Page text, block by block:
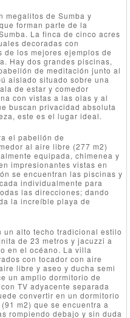
megalitos de Sumba y
forman parte de la
La finca de cinco acres
decoradas con
los mejores ejemplos de
Hay dos grandes piscinas,
de meditación junto al
aislado situado sobre una
de estar y comedor
con vistas a las olas y al
buscan privacidad absoluta
este es el lugar ideal.
el pabellón de
al aire libre (277 m2)
equipada, chimenea y
impresionantes vistas en
se encuentran las piscinas y
individualmente para
las direcciones; dando
la increíble playa de
alto techo tradicional estilo
de 23 metros y jacuzzi a
en el océano. La villa
con tocador con aire
libre y aseo y ducha semi
un amplio dormitorio de
TV adyacente separada
convertir en un dormitorio
m2) que se encuentra a
rompiendo debajo y sin duda